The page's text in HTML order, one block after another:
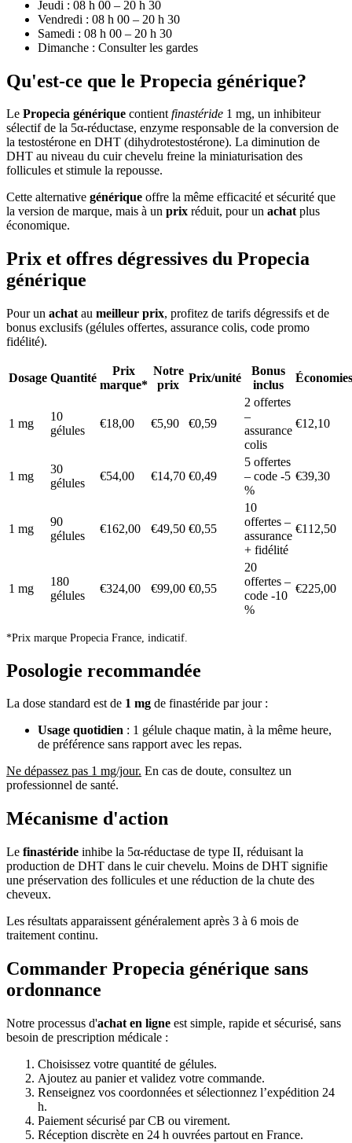
Jeudi : 08 h 00 – 20 h 30
Vendredi : 08 h 00 – 20 h 30
Samedi : 08 h 00 – 20 h 30
Dimanche : Consulter les gardes
Qu'est-ce que le Propecia générique?
Le Propecia générique contientfinastéride 1 mg, un inhibiteur
sélectif de la 5α-réductase, enzyme responsable de la conversion de
la testostérone en DHT (dihydrotestostérone). La diminution de
DHT au niveau du cuir chevelu freine la miniaturisation des
follicules et stimule la repousse.
Cette alternative générique offre la même efficacité et sécurité que
la version de marque, mais à un prix réduit, pour un achatplus
économique.
Prix et offres dégressives du Propecia
générique
Pour un achat au meilleur prix, profitez de tarifs dégressifs et de
bonus exclusifs (gélules offertes, assurance colis, code promo
fidélité).
Dosage Quantité
Prix
marque*
Notre
prix
Prix/unité
Bonus
inclus
Économies
1 mg
10
gélules
€18,00 €5,90 €0,59
2 offertes
–
assurance
colis
€12,10
1 mg
30
gélules
€54,00 €14,70 €0,49
5 offertes
– code -5
%
€39,30
1 mg
90
gélules
€162,00 €49,50 €0,55
10
offertes –
assurance
+ fidélité
€112,50
1 mg
180
gélules
€324,00 €99,00 €0,55
20
offertes –
code -10
%
€225,00
*Prix marque Propecia France, indicatif.
Posologie recommandée
La dose standard est de 1 mg de finastéride par jour :
Usage quotidien : 1 gélule chaque matin, à la même heure,
de préférence sans rapport avec les repas.
Ne dépassez pas 1 mg/jour. En cas de doute, consultez un
professionnel de santé.
Mécanisme d'action
Le finastéride inhibe la 5α-réductase de type II, réduisant la
production de DHT dans le cuir chevelu. Moins de DHT signifie
une préservation des follicules et une réduction de la chute des
cheveux.
Les résultats apparaissent généralement après 3 à 6 mois de
traitement continu.
Commander Propecia générique sans
ordonnance
Notre processus d'achat en ligne est simple, rapide et sécurisé, sans
besoin de prescription médicale :
Choisissez votre quantité de gélules.
Ajoutez au panier et validez votre commande.
Renseignez vos coordonnées et sélectionnez l’expédition 24
h.
Paiement sécurisé par CB ou virement.
Réception discrète en 24 h ouvrées partout en France.